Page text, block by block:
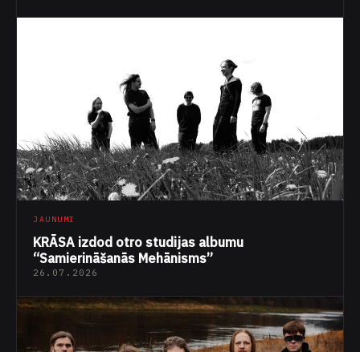
JAUNUMI
KRĀSA izdod otro studijas albumu
“Samierināšanās Mehānisms”
26.07.2026